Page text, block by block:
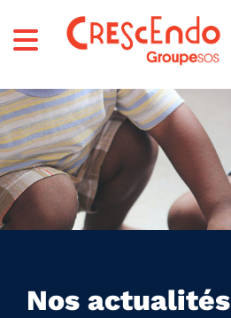
Nos actualités